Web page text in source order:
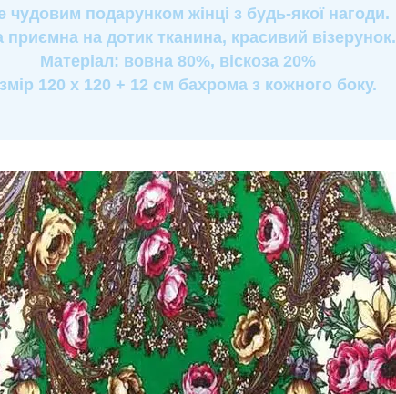
чудовим подарунком жінці з будь-якої нагоди.
приємна на дотик тканина, красивий візерунок.
Матеріал: вовна 80%, віскоза 20%
120 х 120 + 12 см бахрома з кожного боку.